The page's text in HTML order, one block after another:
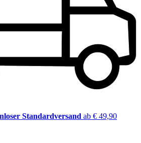
Standardversand ab € 49,90